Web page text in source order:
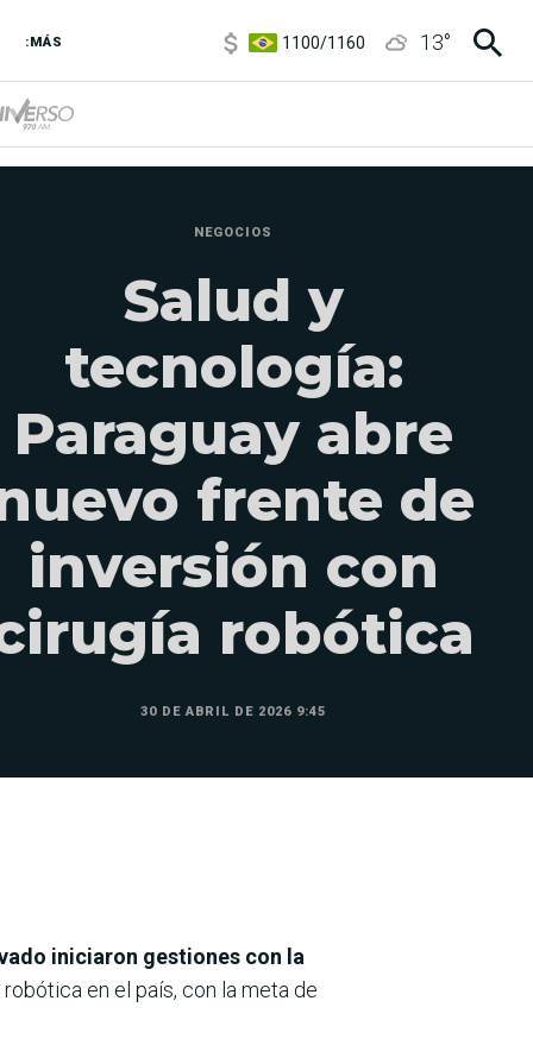
:MÁS
3,8/4
13°
NEGOCIOS
Salud y
tecnología:
Paraguay abre
frente de
inversión con
robótica
30 DE ABRIL DE 2026 9:45
iniciaron gestiones con la
en el país, con la meta de